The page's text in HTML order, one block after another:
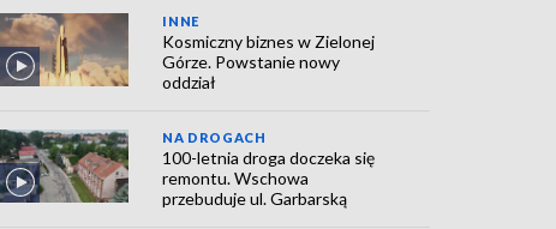
INNE
Kosmiczny biznes w Zielonej
Górze. Powstanie nowy
oddział
NA DROGACH
100-letnia droga doczeka się
remontu. Wschowa
przebuduje ul. Garbarską